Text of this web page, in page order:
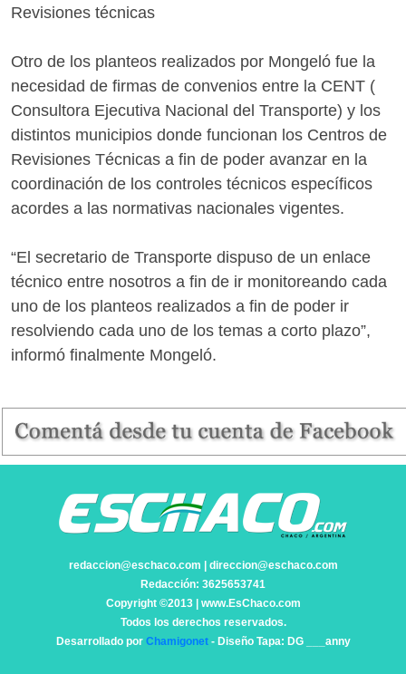
Revisiones técnicas
Otro de los planteos realizados por Mongeló fue la
necesidad de firmas de convenios entre la CENT (
Consultora Ejecutiva Nacional del Transporte) y los
distintos municipios donde funcionan los Centros de
Revisiones Técnicas a fin de poder avanzar en la
coordinación de los controles técnicos específicos
acordes a las normativas nacionales vigentes.
“El secretario de Transporte dispuso de un enlace
técnico entre nosotros a fin de ir monitoreando cada
uno de los planteos realizados a fin de poder ir
resolviendo cada uno de los temas a corto plazo”,
informó finalmente Mongeló.
redaccion@eschaco.com | direccion@eschaco.com
Redacción: 3625653741
Copyright ©2013 | www.EsChaco.com
Todos los derechos reservados.
Desarrollado por Chamigonet- Diseño Tapa: DG ___anny